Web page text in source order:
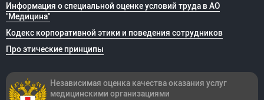
Информация о специальной оценке условий труда в АО
"Медицина"
Кодекс корпоративной этики и поведения сотрудников
Про этические принципы
Независимая оценка качества оказания услуг
медицинскими организациями